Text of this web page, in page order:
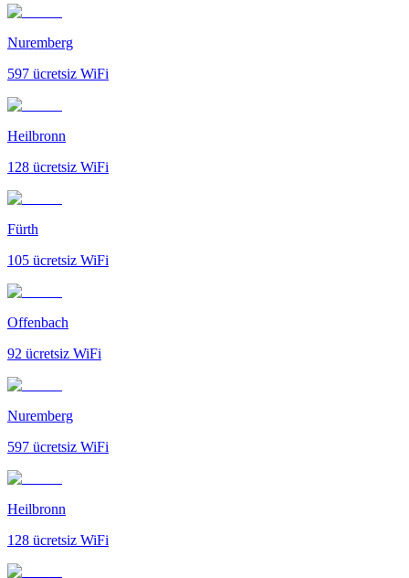
Nuremberg
597 ücretsiz WiFi
Heilbronn
128 ücretsiz WiFi
Fürth
105 ücretsiz WiFi
Offenbach
92 ücretsiz WiFi
Nuremberg
597 ücretsiz WiFi
Heilbronn
128 ücretsiz WiFi